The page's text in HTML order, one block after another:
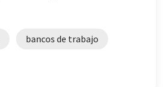
bancos de trabajo